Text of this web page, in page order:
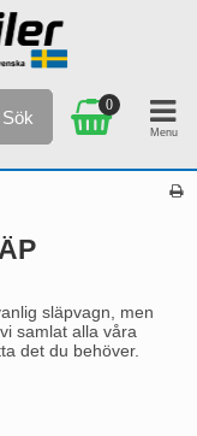
Sök
0
släpvagn, men
samlat alla våra
det du behöver.